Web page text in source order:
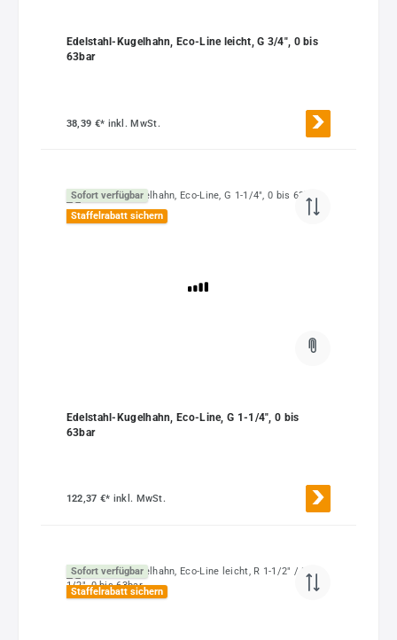
Edelstahl-Kugelhahn, Eco-Line leicht, G 3/4", 0 bis
63bar
38,39 €* inkl. MwSt.
Sofort verfügbar
Staffelrabatt sichern
Edelstahl-Kugelhahn, Eco-Line, G 1-1/4", 0 bis
63bar
122,37 €* inkl. MwSt.
Sofort verfügbar
Staffelrabatt sichern